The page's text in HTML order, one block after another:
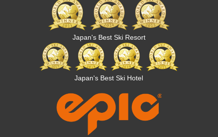
Japan's Best Ski Resort
Japan's Best Ski Hotel